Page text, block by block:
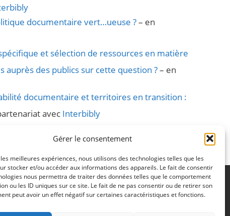
Gérer le consentement
meilleures expériences, nous utilisons des technologies telles que les
stocker et/ou accéder aux informations des appareils. Le fait de consentir
nous permettra de traiter des données telles que le comportement
ou les ID uniques sur ce site. Le fait de ne pas consentir ou de retirer son
peut avoir un effet négatif sur certaines caractéristiques et fonctions.
documentaire vert…ueuse ?– en
et sélection de ressources en matière
auprès des publics sur cette question ?– en
documentaire et territoires en transition :
avec Interbibly
maj : 29/01/2026
– 2ème étage
55227